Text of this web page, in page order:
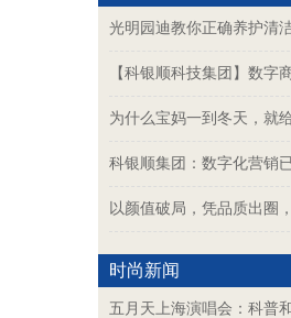
光明园迪教你正确养护清
【科银顺科技集团】数字
为什么宝妈一到冬天，就
科银顺集团：数字化营销
以颜值破局，凭品质出圈
时尚新闻
五月天上海演唱会：科普